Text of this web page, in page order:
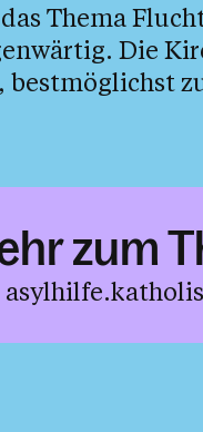
Thema
Die
bestmöglichst
zum